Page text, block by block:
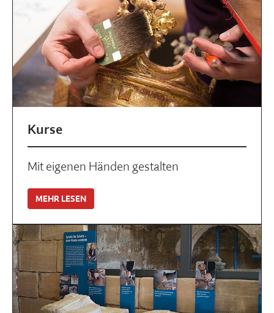
Kurse
Mit eigenen Händen gestalten
MEHR LESEN